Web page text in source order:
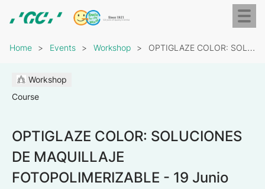
content
Europe
Breadcrumb
Home Events Workshop OPTIGLAZE COLOR: SOLUCIONES DE MAQUILLAJE FOTOPOLIMERIZABLE - 19…
Workshop
Course
OPTIGLAZE COLOR: SOLUCIONES
DE MAQUILLAJE
FOTOPOLIMERIZABLE - 19 Junio